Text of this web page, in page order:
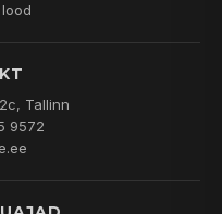
Tallinn
9572